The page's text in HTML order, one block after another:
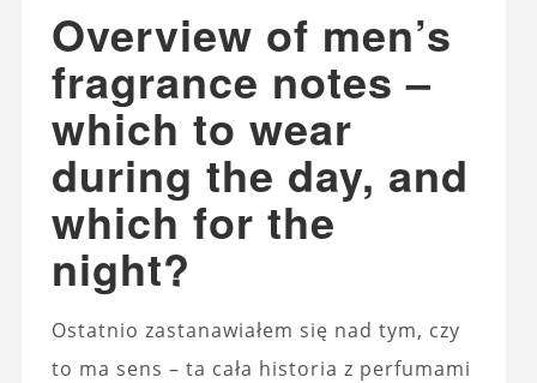
Overview of men’s
fragrance notes –
which to wear
during the day, and
which for the
night?
Ostatnio zastanawiałem się nad tym, czy
to ma sens – ta cała historia z perfumami